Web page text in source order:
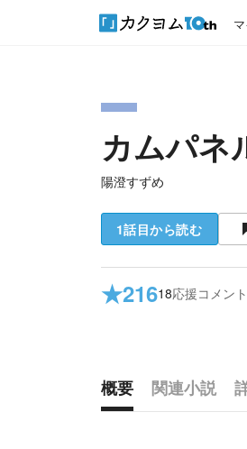
カムパネ
陽澄すずめ
1話目から読む
★21618応援コメント
概要 関連小説